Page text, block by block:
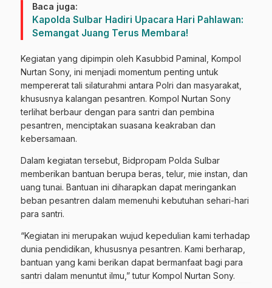
Baca juga:
Kapolda Sulbar Hadiri Upacara Hari Pahlawan:
Semangat Juang Terus Membara!
Kegiatan yang dipimpin oleh Kasubbid Paminal, Kompol
Nurtan Sony, ini menjadi momentum penting untuk
mempererat tali silaturahmi antara Polri dan masyarakat,
khususnya kalangan pesantren. Kompol Nurtan Sony
terlihat berbaur dengan para santri dan pembina
pesantren, menciptakan suasana keakraban dan
kebersamaan.
Dalam kegiatan tersebut, Bidpropam Polda Sulbar
memberikan bantuan berupa beras, telur, mie instan, dan
uang tunai. Bantuan ini diharapkan dapat meringankan
beban pesantren dalam memenuhi kebutuhan sehari-hari
para santri.
“Kegiatan ini merupakan wujud kepedulian kami terhadap
dunia pendidikan, khususnya pesantren. Kami berharap,
bantuan yang kami berikan dapat bermanfaat bagi para
santri dalam menuntut ilmu,” tutur Kompol Nurtan Sony.